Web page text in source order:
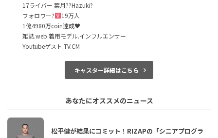
17ライバー 葉月??Hazuki?
フォロワー?‍
19万人
1億4980万coin達成♥︎
雑誌.web.着用モデル.インフルエンサー
Youtubeゲスト.TV.CM
キャスター詳細はこちら
あなたにオススメのニュース
松平健が結果にコミット！RIZAPの「シニアプログラ